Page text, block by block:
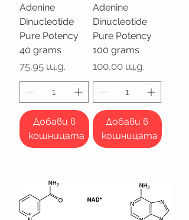
Adenine
Dinucleotide
Pure Potency
40 grams
Цена
75,95 щ.д.
Добави в
кошницата
Adenine
Dinucleotide
Pure Potency
100 grams
Цена
100,00 щ.д.
Добави в
кошницата